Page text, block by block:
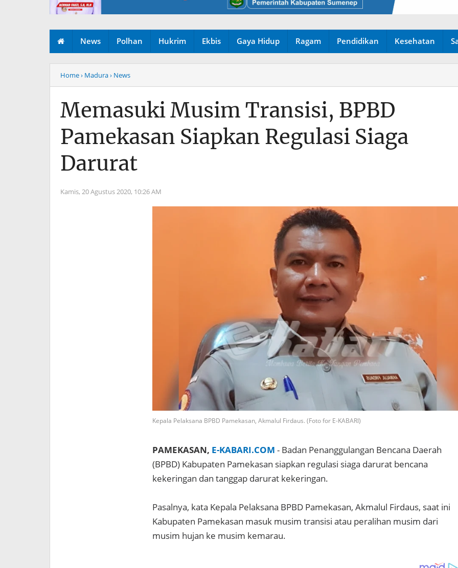
News Polhan Hukrim Ekbis Gaya Hidup Ragam Pendidikan Kesehatan
Home› Madura› News
Memasuki Musim Transisi, BPBD
Pamekasan Siapkan Regulasi Siaga
Darurat
Kamis, 20 Agustus 2020, 10:26 AM
Kepala Pelaksana BPBD Pamekasan, Akmalul Firdaus. (Foto for E-KABARI)
PAMEKASAN, E-KABARI.COM - Badan Penanggulangan Bencana Daerah
(BPBD) Kabupaten Pamekasan siapkan regulasi siaga darurat bencana
kekeringan dan tanggap darurat kekeringan.
Pasalnya, kata Kepala Pelaksana BPBD Pamekasan, Akmalul Firdaus, saat ini
Kabupaten Pamekasan masuk musim transisi atau peralihan musim dari
musim hujan ke musim kemarau.